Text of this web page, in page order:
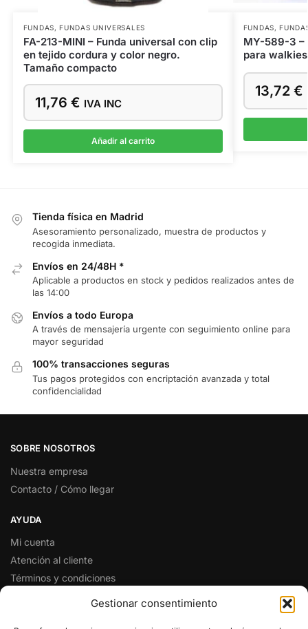
Gestionar consentimiento
FUNDAS, FUNDAS UNIVERSALES
FA-213-MINI – Funda universal con clip
en tejido cordura y color negro.
Tamaño compacto
11,76 € IVA INC
Añadir al carrito
FUNDAS,
MY-589-3 –
para
13,72 €
Tienda física en Madrid
Asesoramiento personalizado, muestra de productos y
recogida inmediata.
Envíos en 24/48H *
Aplicable a productos en stock y pedidos realizados antes de
las 14:00
Envíos a todo Europa
A través de mensajería urgente con seguimiento online para
mayor seguridad
100% transacciones seguras
Tus pagos protegidos con encriptación avanzada y total
confidencialidad
SOBRE NOSOTROS
Nuestra empresa
Contacto / Cómo llegar
AYUDA
Mi cuenta
Atención al cliente
Términos y condiciones
SÍGUENOS EN REDES SOCIALES